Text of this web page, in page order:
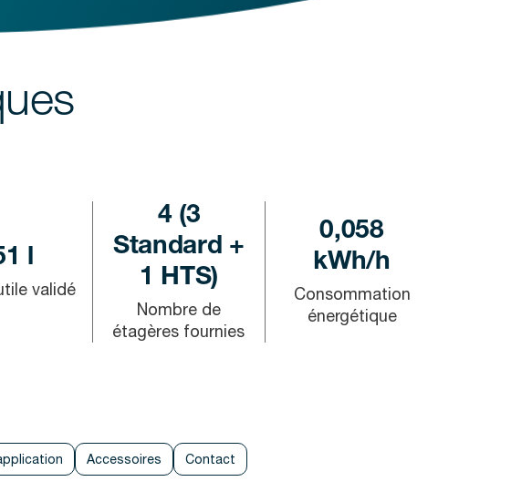
l
validé
4 (3
Standard +
1 HTS)
Nombre de
étagères fournies
0,058
kWh/h
Consommation
énergétique
Accessoires Contact